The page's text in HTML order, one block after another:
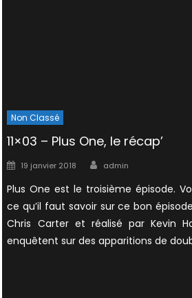
Non Classé
11×03 – Plus One, le récap’
Posted
19 janvier 2018 Author
admin
Plus One est le troisième épisode.
ce qu’il faut savoir sur ce bon
Chris Carter et réalisé par Kevin
enquêtent sur des apparitions de